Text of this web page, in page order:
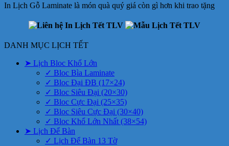
In Lịch Gỗ Laminate là món quà quý giá còn gì hơn khi trao tặng
DANH MỤC LỊCH TẾT
➤ Lịch Bloc Khổ Lớn
✓ Bloc Bìa Laminate
✓ Bloc Đại ĐB (17×24)
✓ Bloc Siêu Đại (20×30)
✓ Bloc Cực Đại (25×35)
✓ Bloc Siêu Cực Đại (30×40)
✓ Bloc Khổ Lớn Nhất (38×54)
➤ Lịch Để Bàn
✓ Lịch Để Bàn 13 Tờ